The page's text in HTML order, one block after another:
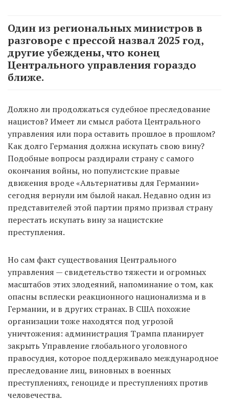
Один из региональных министров в
разговоре с прессой назвал 2025 год,
другие убеждены, что конец
Центрального управления гораздо
ближе.
Должно ли продолжаться судебное преследование
нацистов? Имеет ли смысл работа Центрального
управления или пора оставить прошлое в прошлом?
Как долго Германия должна искупать свою вину?
Подобные вопросы раздирали страну с самого
окончания войны, но популистские правые
движения вроде «Альтернативы для Германии»
сегодня вернули им былой накал. Недавно один из
представителей этой партии прямо призвал страну
перестать искупать вину за нацистские
преступления.
Но сам факт существования Центрального
управления — свидетельство тяжести и огромных
масштабов этих злодеяний, напоминание о том, как
опасны всплески реакционного национализма и в
Германии, и в других странах. В США похожие
организации тоже находятся под угрозой
уничтожения: администрация Трампа планирует
закрыть Управление глобального уголовного
правосудия, которое поддерживало международное
преследование лиц, виновных в военных
преступлениях, геноциде и преступлениях против
человечества.